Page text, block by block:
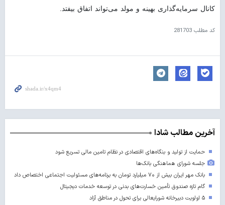
کانال سرمایه‌گذاری بهینه و مولد می‌تواند اتفاق بیفتد.
کد مطلب 281703
آخرین مطالب شادا
حمایت از تولید و بنگاه‌های اقتصادی در نظام تامین مالی تسریع شود
جلسه شورای هماهنگی بانک‌ها
بانک مهر ایران بیش از ۷۰ میلیارد تومان به برنامه‌های مسئولیت اجتماعی اختصاص داد
گام تازه صندوق تأمین خسارت‌های بدنی در توسعه خدمات دیجیتال
۵ اولویت دبیرخانه شورایعالی برای تحول در مناطق آزاد